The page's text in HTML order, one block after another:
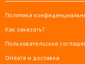
Политика
Как заказать?
Пользовательское
Оплата и доставка